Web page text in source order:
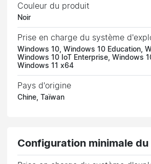
Couleur du produit
Noir
Prise en charge du système
Windows 10, Windows 10 Education,
Windows 10 IoT Enterprise, Windows
Windows 11 x64
Pays d'origine
Chine, Taïwan
Configuration minimale